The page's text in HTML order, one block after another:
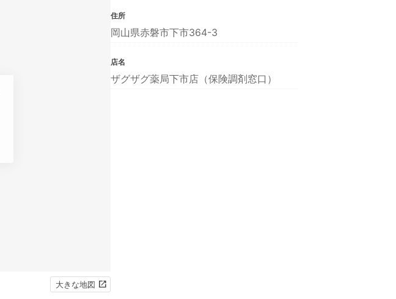
大きな地図
住所
岡山県赤磐市下市364-3
店名
ザグザグ薬局下市店（保険調剤窓口）